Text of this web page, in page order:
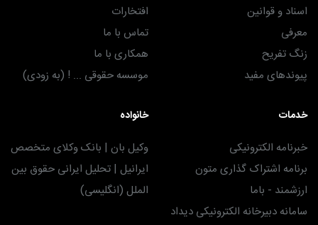
اسناد و قوانین
معرفی
زنگ تفریح
پیوندهای مفید
افتخارات
تماس با ما
همکاری با ما
موسسه حقوقی ... ! (به زودی)
خدمات
خبرنامه الکترونیکی
برنامه اشتراک گذاری متون
ارزشمند - باما
سامانه دبیرخانه الکترونیکی دیداد
خانواده
وکیل بان | بانک وکلای متخصص
ایرانیل | تحلیل ایرانی حقوق بین
الملل (انگلیسی)